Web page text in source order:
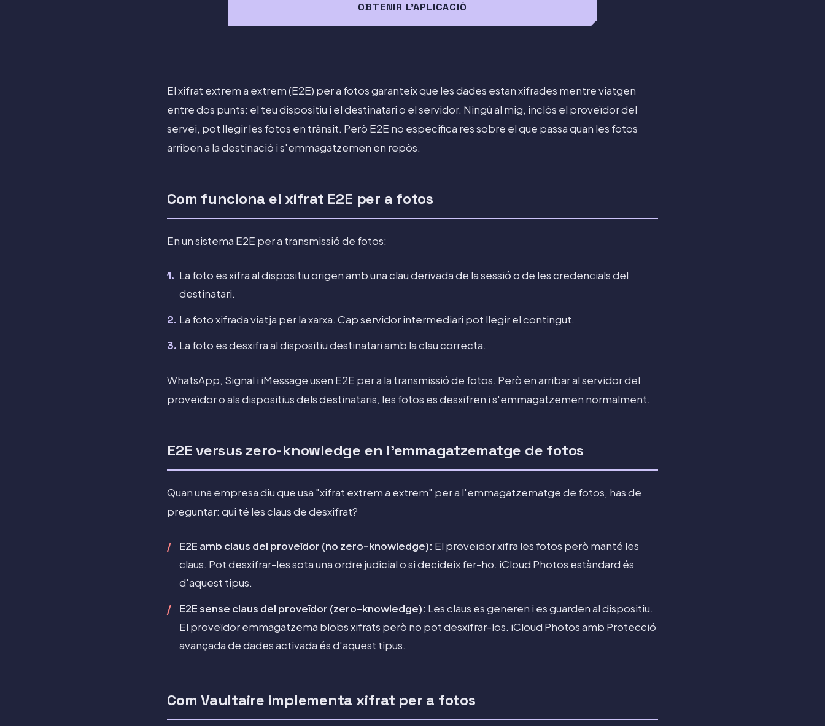
OBTENIR L'APLICACIÓ
El xifrat extrem a extrem (E2E) per a fotos garanteix que les dades estan xifrades mentre viatgen
entre dos punts: el teu dispositiu i el destinatari o el servidor. Ningú al mig, inclòs el proveïdor del
servei, pot llegir les fotos en trànsit. Però E2E no especifica res sobre el que passa quan les fotos
arriben a la destinació i s'emmagatzemen en repòs.
Com funciona el xifrat E2E per a fotos
En un sistema E2E per a transmissió de fotos:
La foto es xifra al dispositiu origen amb una clau derivada de la sessió o de les credencials del
destinatari.
La foto xifrada viatja per la xarxa. Cap servidor intermediari pot llegir el contingut.
La foto es desxifra al dispositiu destinatari amb la clau correcta.
WhatsApp, Signal i iMessage usen E2E per a la transmissió de fotos. Però en arribar al servidor del
proveïdor o als dispositius dels destinataris, les fotos es desxifren i s'emmagatzemen normalment.
E2E versus zero-knowledge en l'emmagatzematge de fotos
Quan una empresa diu que usa "xifrat extrem a extrem" per a l'emmagatzematge de fotos, has de
preguntar: qui té les claus de desxifrat?
E2E amb claus del proveïdor (no zero-knowledge): El proveïdor xifra les fotos però manté les
claus. Pot desxifrar-les sota una ordre judicial o si decideix fer-ho. iCloud Photos estàndard és
d'aquest tipus.
E2E sense claus del proveïdor (zero-knowledge): Les claus es generen i es guarden al dispositiu.
El proveïdor emmagatzema blobs xifrats però no pot desxifrar-los. iCloud Photos amb Protecció
avançada de dades activada és d'aquest tipus.
Com Vaultaire implementa xifrat per a fotos